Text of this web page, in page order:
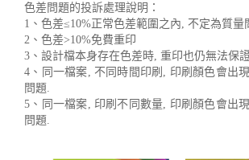
色差問題的投訴處理說明：
1、色差≤10%正常色差範圍之內, 不定為質量
2、色差>10%免費重印
3、設計檔本身存在色差時, 重印也仍無法保
4、同一檔案, 不同時間印刷, 印刷顏色會出
問題.
5、同一檔案, 印刷不同數量, 印刷顏色會出
問題.